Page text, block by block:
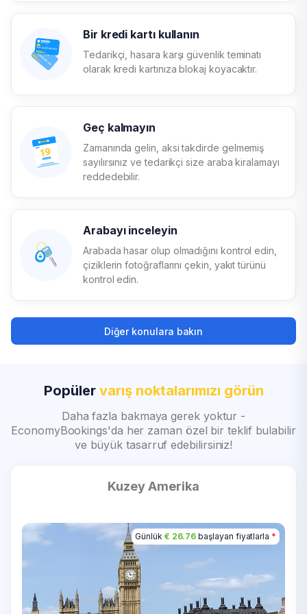
Bir kredi kartı kullanın
Tedarikçi, hasara karşı güvenlik teminatı
olarak kredi kartınıza blokaj koyacaktır.
Geç kalmayın
Zamanında gelin, aksi takdirde gelmemiş
sayılırsınız ve tedarikçi size araba kiralamayı
reddedebilir.
Arabayı inceleyin
Arabada hasar olup olmadığını kontrol edin,
çiziklerin fotoğraflarını çekin, yakıt türünü
kontrol edin.
Diğer konulara bakın
Popüler varış noktalarımızı görün
Daha fazla bakmaya gerek yoktur -
EconomyBookings'da her zaman özel bir teklif bulabilir
ve büyük tasarruf edebilirsiniz!
Kuzey Amerika
Günlük€ 36.18 başlayan fiyatlarla *
Günlük€ 13.41 başlayan fiyatlarla *
Günlük€ 43.46 başlayan fiyatlarla *
Günlük€ 31.25 başlayan fiyatlarla *
Günlük € 20.39 başlayan fiyatlarla *
Günlük € 26.76 başlayan fiyatlarla *